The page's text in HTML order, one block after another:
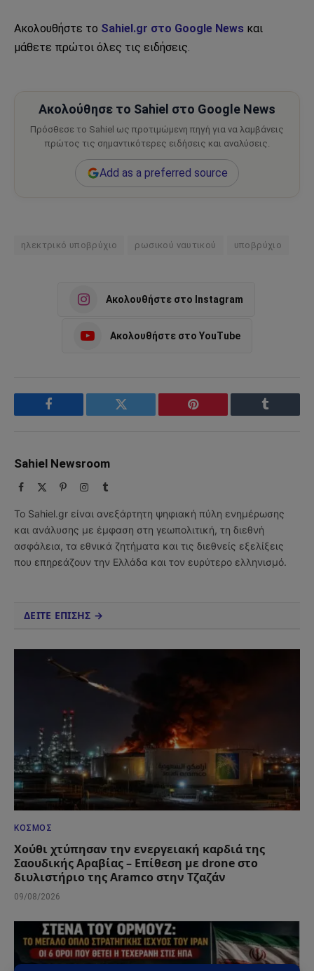
Ακολουθήστε το Sahiel.gr στο Google News και
μάθετε πρώτοι όλες τις ειδήσεις.
Ακολούθησε το Sahiel στο Google News
Πρόσθεσε το Sahiel ως προτιμώμενη πηγή για να λαμβάνεις
πρώτος τις σημαντικότερες ειδήσεις και αναλύσεις.
Add as a preferred source
ηλεκτρικό υποβρύχιο ρωσικού ναυτικού υποβρύχιο
Ακολουθήστε στο Instagram
Ακολουθήστε στο YouTube
Facebook Twitter Pinterest Tumblr
Sahiel Newsroom
Facebook PinterestInstagram
Tumblr
Το Sahiel.gr είναι ανεξάρτητη ψηφιακή πύλη ενημέρωσης
και ανάλυσης με έμφαση στη γεωπολιτική, τη διεθνή
ασφάλεια, τα εθνικά ζητήματα και τις διεθνείς εξελίξεις
που επηρεάζουν την Ελλάδα και τον ευρύτερο ελληνισμό.
ΔΕΙΤΕ ΕΠΙΣΗΣ →
ΚΌΣΜΟΣ
Χούθι χτύπησαν την ενεργειακή καρδιά της
Σαουδικής Αραβίας – Επίθεση με drone στο
διυλιστήριο της Aramco στην Τζαζάν
09/08/2026